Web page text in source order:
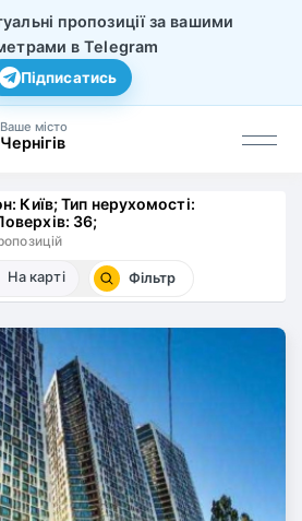
пропозиції за вашими
в Telegram
Підписатись
Ваше місто
Чернігів
Київ; Тип нерухомості:
36;
Фільтр
На карті